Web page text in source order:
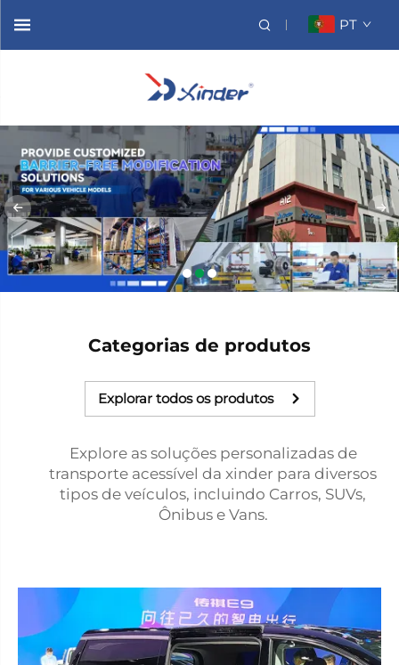
PT
Categorias de produtos
Explorar todos os produtos
Explore as soluções personalizadas de
transporte acessível da xinder para diversos
tipos de veículos, incluindo Carros, SUVs,
Ônibus e Vans.